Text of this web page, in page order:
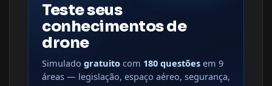
Teste seus
conhecimentos de
drone
Simulado gratuito com 180 questões em 9
áreas — legislação, espaço aéreo, segurança,